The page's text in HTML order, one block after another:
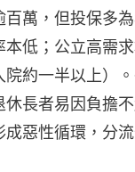
萬，但投保多
低；公立高需
院約一半以上）
休長者易因負擔
成惡性循環，分